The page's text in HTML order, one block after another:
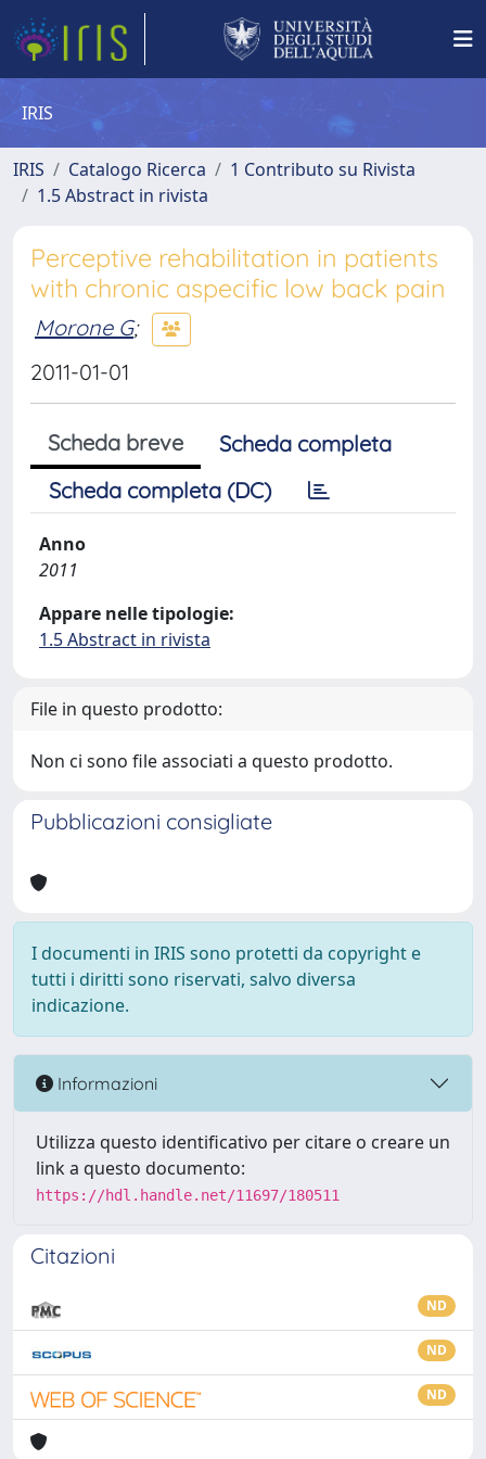
IRIS
IRIS Catalogo Ricerca
1 Contributo su Rivista
1.5 Abstract in rivista
Perceptive rehabilitation in patients
with chronic aspecific low back pain
Morone G;
2011-01-01
Scheda breve
Scheda completa
Scheda completa (DC)
Anno
2011
Appare nelle tipologie:
1.5 Abstract in rivista
File in questo prodotto:
Non ci sono file associati a questo prodotto.
Pubblicazioni consigliate
I documenti in IRIS sono protetti da copyright e
tutti i diritti sono riservati, salvo diversa
indicazione.
Informazioni
Utilizza questo identificativo per citare o creare un
link a questo documento:
https://hdl.handle.net/11697/180511
Citazioni
ND
ND
ND